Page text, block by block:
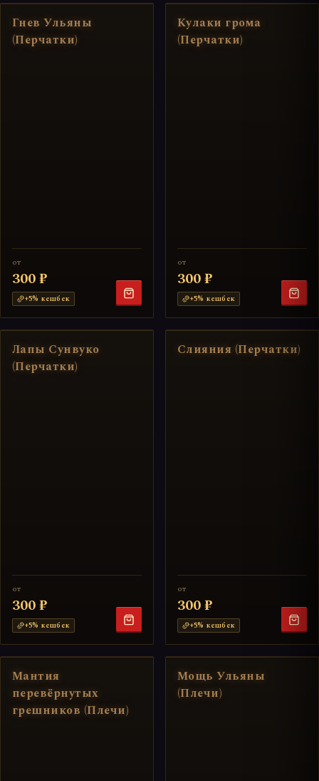
Гнев Ульяны
(Перчатки)
от
300 ₽
+5% кешбек
Кулаки грома
(Перчатки)
от
300 ₽
+5% кешбек
Лапы Сунвуко
(Перчатки)
от
300 ₽
+5% кешбек
Слияния (Перчатки)
от
300 ₽
+5% кешбек
Мантия
перевёрнутых
грешников (Плечи)
Мощь Ульяны
(Плечи)